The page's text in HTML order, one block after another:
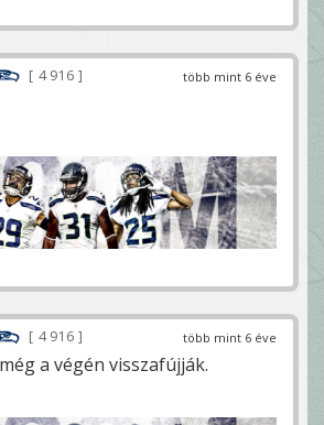
több mint 6 éve
4 916
több mint 6 éve
4 916
a végén visszafújják.